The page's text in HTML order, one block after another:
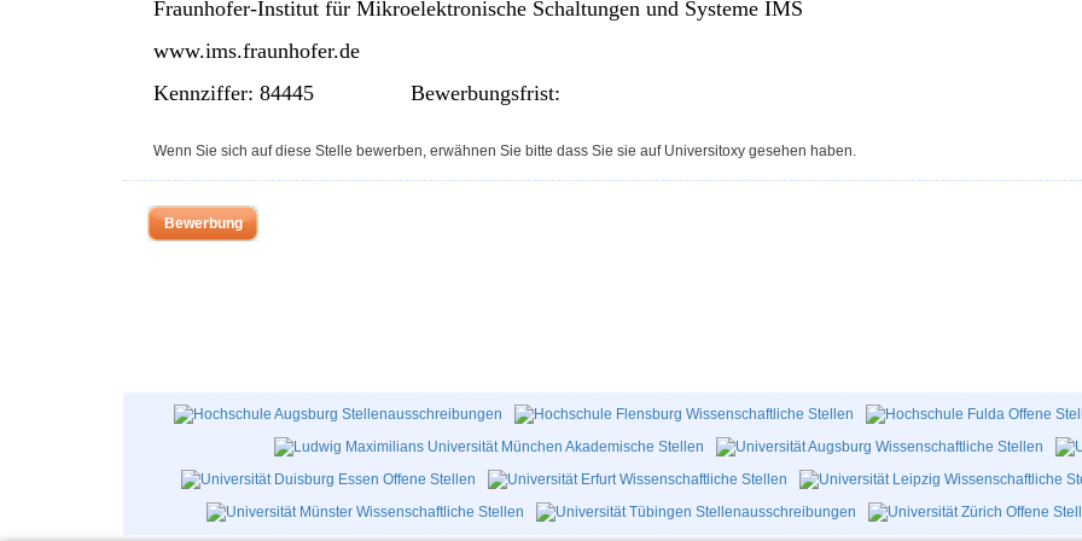
Fraunhofer-Institut für Mikroelektronische Schaltungen und Systeme IMS
www.ims.fraunhofer.de
Kennziffer: 84445 Bewerbungsfrist:
Wenn Sie sich auf diese Stelle bewerben, erwähnen Sie bitte dass Sie sie auf Universitoxy gesehen haben.
Bewerbung